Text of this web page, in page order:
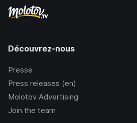
Découvrez-nous
Presse
Press releases (en)
Molotov Advertising
Join the team